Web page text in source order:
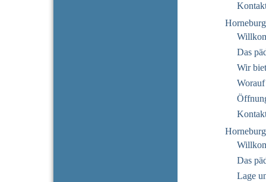
Das
Wir
Das
Lage